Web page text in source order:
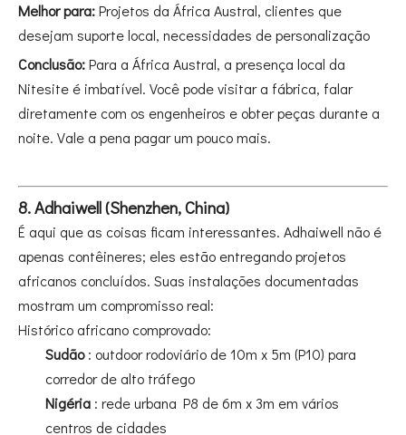
Melhor para:Projetos da África Austral, clientes que
desejam suporte local, necessidades de personalização
Conclusão:Para a África Austral, a presença local da
Nitesite é imbatível. Você pode visitar a fábrica, falar
diretamente com os engenheiros e obter peças durante a
noite. Vale a pena pagar um pouco mais.
8. Adhaiwell (Shenzhen, China)
É aqui que as coisas ficam interessantes. Adhaiwell não é
apenas contêineres; eles estão entregando projetos
africanos concluídos. Suas instalações documentadas
mostram um compromisso real:
Histórico africano comprovado:
Sudão: outdoor rodoviário de 10m x 5m (P10) para
corredor de alto tráfego
Nigéria : rede urbana P8 de 6m x 3m em vários
centros de cidades